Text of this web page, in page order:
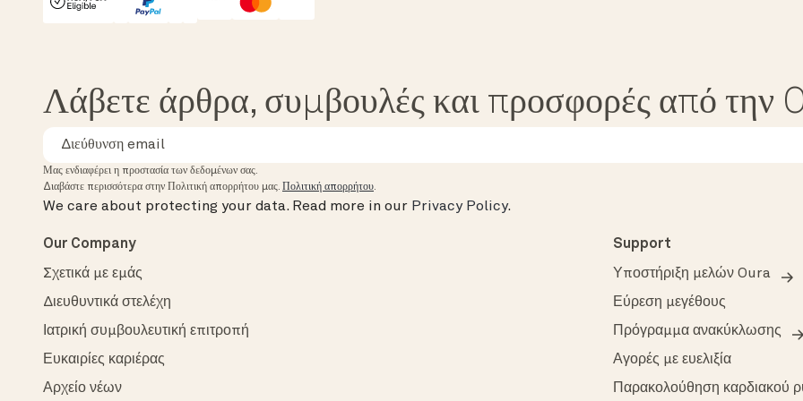
HSA/FSA Eligible
Affirm
Λάβετε άρθρα, συμβουλές και προσφορές από την
Μας ενδιαφέρει η προστασία των δεδομένων σας.
Διαβάστε περισσότερα στην Πολιτική απορρήτου μας. Πολιτική απορρήτου.
We care about protecting your data. Read more in our Privacy Policy.
Our Company
Σχετικά με εμάς
Διευθυντικά στελέχη
Ιατρική συμβουλευτική επιτροπή
Ευκαιρίες καριέρας
Αρχείο νέων
Support
Υποστήριξη μελών Oura
Εύρεση μεγέθους
Πρόγραμμα ανακύκλωσης
Αγορές με ευελιξία
Παρακολούθηση καρδιακού